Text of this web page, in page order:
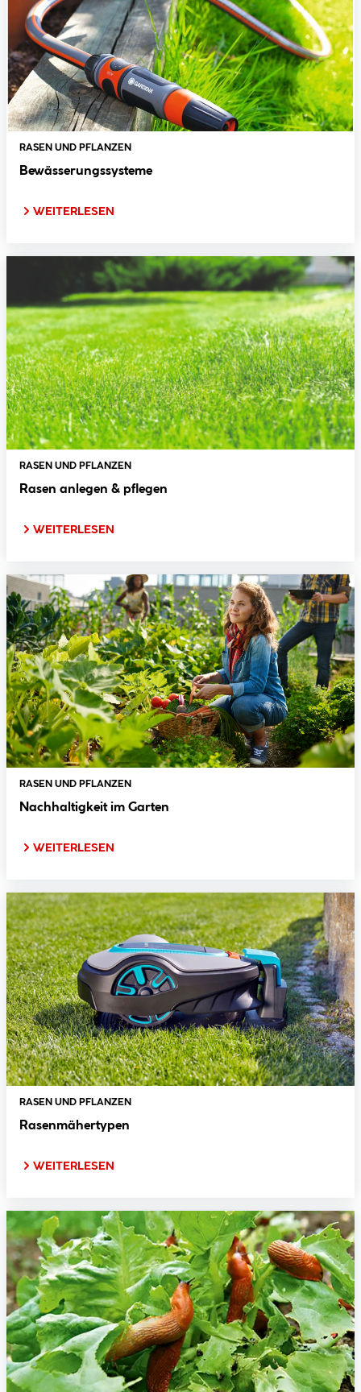
RASEN UND PFLANZEN
Bewässerungssysteme
WEITERLESEN
RASEN UND PFLANZEN
Rasen anlegen & pflegen
WEITERLESEN
RASEN UND PFLANZEN
Nachhaltigkeit im Garten
WEITERLESEN
RASEN UND PFLANZEN
Rasenmähertypen
WEITERLESEN